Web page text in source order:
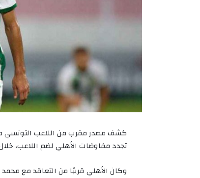
كشف مصدر مقرب من اللاعب التونسي
تجدد مفاوضات الأهلي لضم اللاعب، خلال
وكان الأهلي قريبًا من التعاقد مع محمد